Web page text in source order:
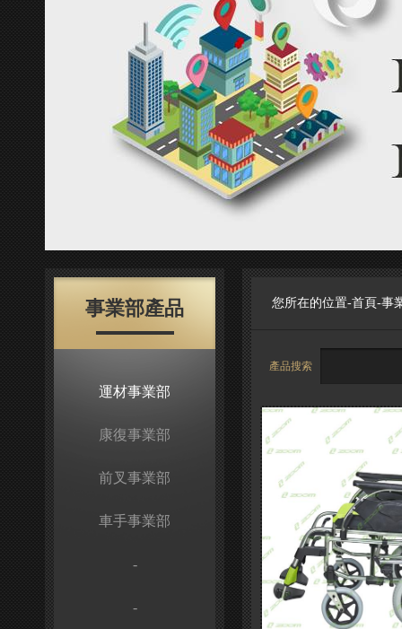
事業部產品
運材事業部
康復事業部
前叉事業部
車手事業部
-
-
您所在的位置-首頁-事
產品搜索